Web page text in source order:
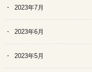
2023年7月
2023年6月
2023年5月